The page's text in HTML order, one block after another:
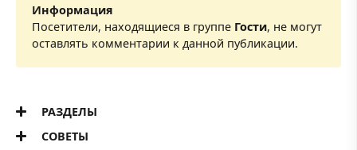
Информация
Посетители, находящиеся в группе Гости, не могут
оставлять комментарии к данной публикации.
РАЗДЕЛЫ
СОВЕТЫ